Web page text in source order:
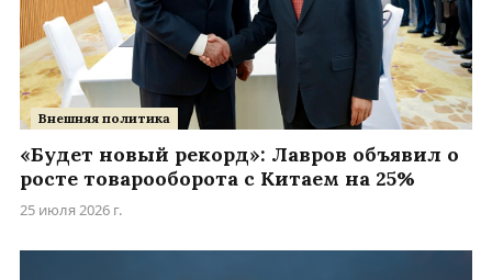
Внешняя политика
«Будет новый рекорд»: Лавров объявил о
росте товарооборота с Китаем на 25%
25 июля 2026 г.